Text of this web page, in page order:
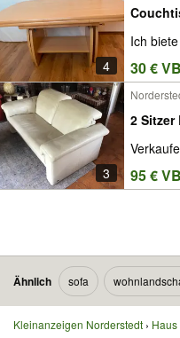
4
Ich
30 € VB
3
2 Sitzer
95 € VB
Ähnlich sofa
Kleinanzeigen Norderstedt Haus